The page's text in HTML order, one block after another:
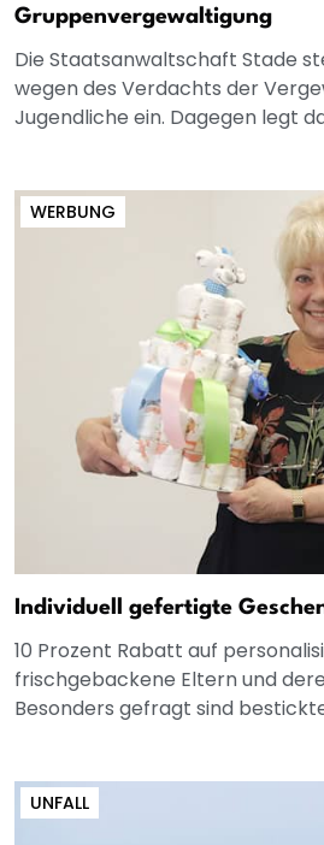
Gruppenvergewaltigung
Die Staatsanwaltschaft Stade
wegen des Verdachts der
Jugendliche ein. Dagegen legt
WERBUNG
Individuell gefertigte
10 Prozent Rabatt auf
frischgebackene Eltern und
Besonders gefragt sind
UNFALL